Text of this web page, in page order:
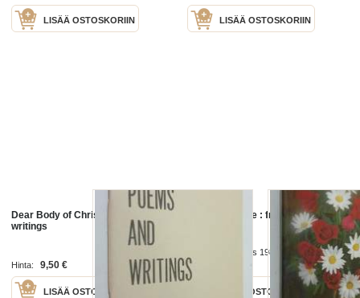
LISÄÄ OSTOSKORIIN LISÄÄ OSTOSKORIIN
Dear Body of Christ : poems and
writings
Hinta: 9,50 €
LISÄÄ OSTOSKORIIN
Poems of Hope : from the Salesian
Salesian Missions 1988
Hinta:
LISÄÄ OSTOSKORIIN